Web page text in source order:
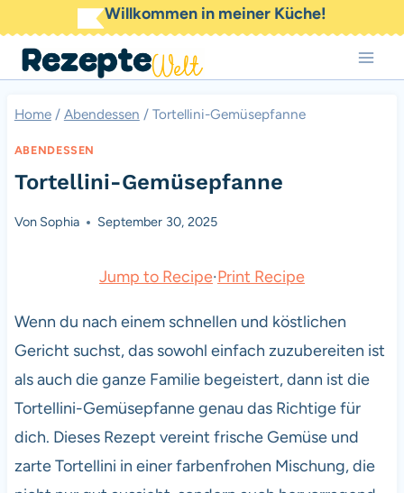
Inhalt
springen
Willkommen in meiner Küche!
Home / Abendessen / Tortellini-Gemüsepfanne
ABENDESSEN
Tortellini-Gemüsepfanne
Von Sophia September 30, 2025
Jump to Recipe·Print Recipe
Wenn du nach einem schnellen und köstlichen
Gericht suchst, das sowohl einfach zuzubereiten ist
als auch die ganze Familie begeistert, dann ist die
Tortellini-Gemüsepfanne genau das Richtige für
dich. Dieses Rezept vereint frische Gemüse und
zarte Tortellini in einer farbenfrohen Mischung, die